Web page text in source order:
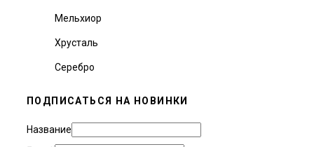
Мельхиор
Хрусталь
Серебро
ПОДПИСАТЬСЯ НА НОВИНКИ
Название